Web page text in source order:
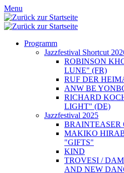
Menu
Programm
Jazzfestival Shortcut
ROBINSON
LUNE" (FR)
RUF DER
ANW BE
RICHARD
LIGHT" (DE)
Jazzfestival 2025
BRAINTEASER
MAKIKO
"GIFTS"
KIND
TROVESI /
AND NEW